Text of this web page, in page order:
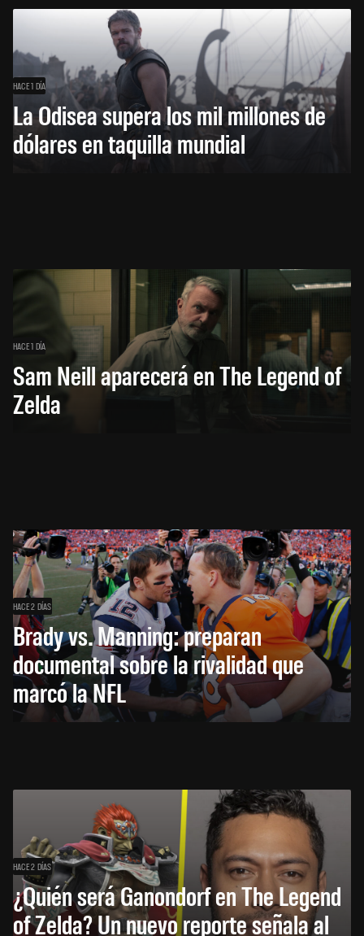
HACE 1 DÍA
La Odisea supera los mil millones de
dólares en taquilla mundial
HACE 1 DÍA
Sam Neill aparecerá en The Legend of
Zelda
HACE 2 DÍAS
Brady vs. Manning: preparan
documental sobre la rivalidad que
marcó la NFL
HACE 2 DÍAS
¿Quién será Ganondorf en The Legend
of Zelda? Un nuevo reporte señala al